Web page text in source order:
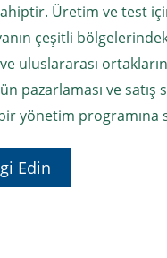
Üretim ve test
çeşitli
uluslararası
pazarlaması ve satış
yönetim programına
Edin